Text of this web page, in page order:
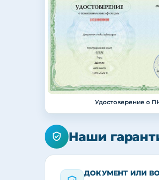
Удостоверение о
Наши
ДОКУМЕНТ ИЛИ